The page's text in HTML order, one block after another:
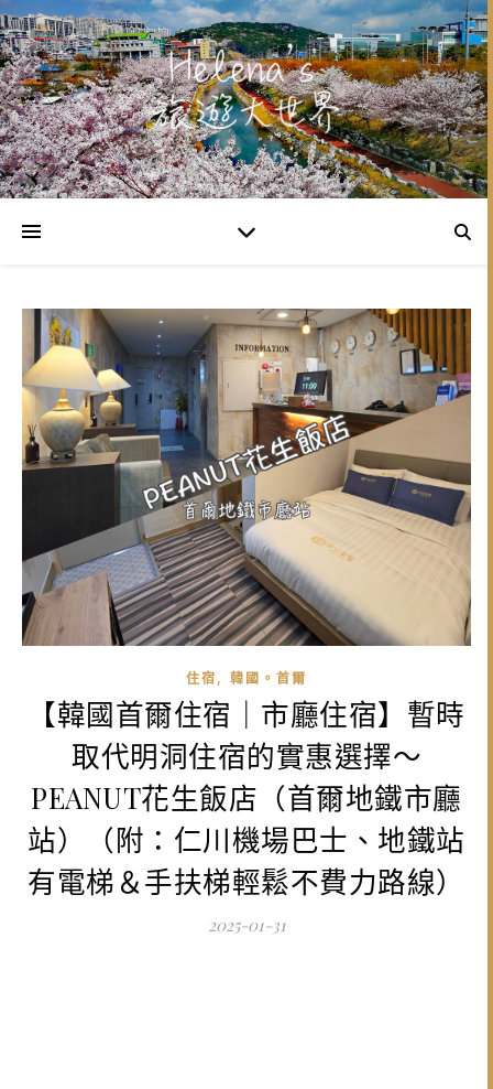
住宿, 韓國。首爾
【韓國首爾住宿｜市廳住宿】暫時
取代明洞住宿的實惠選擇～
PEANUT花生飯店（首爾地鐵市廳
站）（附：仁川機場巴士、地鐵站
有電梯＆手扶梯輕鬆不費力路線）
2025-01-31